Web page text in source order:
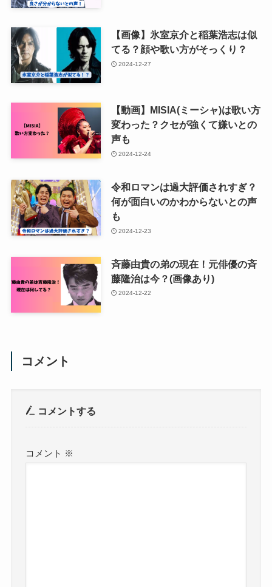
【画像】氷室京介と稲葉浩志は似
てる？顔や歌い方がそっくり？
2024-12-27
【動画】MISIA(ミーシャ)は歌い方
変わった？クセが強くて嫌いとの
声も
2024-12-24
令和ロマンは過大評価されすぎ？
何が面白いのかわからないとの声
も
2024-12-23
斉藤由貴の弟の現在！元俳優の斉
藤隆治は今？(画像あり)
2024-12-22
コメント
コメントする
コメント ※